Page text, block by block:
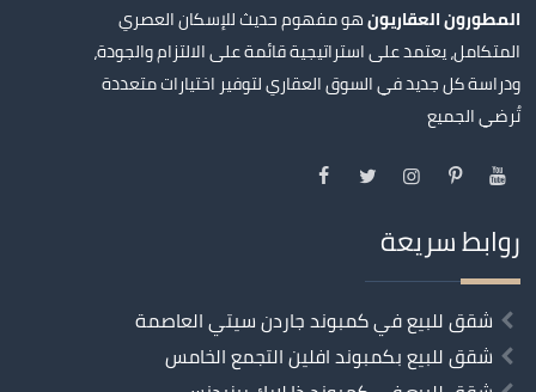
المطورون العقاريونهو مفهوم حديث للإسكان العصري
المتكامل، يعتمد على استراتيجية قائمة على الالتزام والجودة،
ودراسة كل جديد في السوق العقاري لتوفير اختيارات متعددة
تُرضي الجميع
روابط سريعة
شقق للبيع في كمبوند جاردن سيتي العاصمة
شقق للبيع بكمبوند افلين التجمع الخامس